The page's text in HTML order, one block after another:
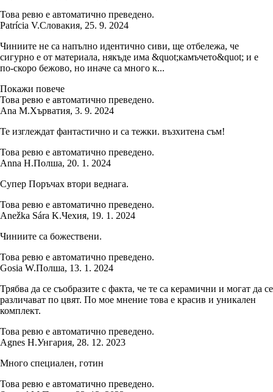
Това ревю е автоматично преведено.
Patrícia V.Словакия, 25. 9. 2024
Чиниите не са напълно идентично сиви, ще отбележа, че
сигурно е от материала, някъде има &quot;камъчето&quot; и е
по-скоро бежово, но иначе са много к...
Покажи повече
Това ревю е автоматично преведено.
Ana M.Хърватия, 3. 9. 2024
Те изглеждат фантастично и са тежки. възхитена съм!
Това ревю е автоматично преведено.
Anna H.Полша, 20. 1. 2024
Супер Поръчах втори веднага.
Това ревю е автоматично преведено.
Anežka Sára K.Чехия, 19. 1. 2024
Чиниите са божествени.
Това ревю е автоматично преведено.
Gosia W.Полша, 13. 1. 2024
Трябва да се съобразите с факта, че те са керамични и могат да се
различават по цвят. По мое мнение това е красив и уникален
комплект.
Това ревю е автоматично преведено.
Agnes H.Унгария, 28. 12. 2023
Много специален, готин
Това ревю е автоматично преведено.